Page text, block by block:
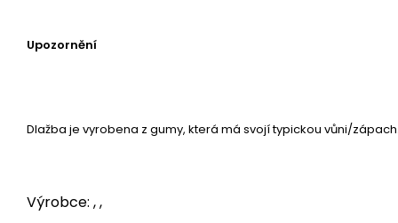
Upozornění
Dlažba je vyrobena z gumy, která má svojí typickou vůni/
Výrobce: , ,